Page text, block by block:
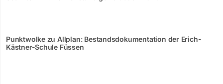
Punktwolke zu Allplan: Bestandsdokumentation der Erich-
Kästner-Schule Füssen